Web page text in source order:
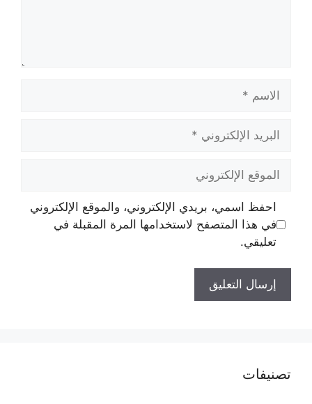
الإلكتروني
الإلكتروني
احفظ اسمي، بريدي الإلكتروني، والموقع الإلكتروني
في هذا المتصفح لاستخدامها المرة المقبلة في
تعليقي.
تصنيفات